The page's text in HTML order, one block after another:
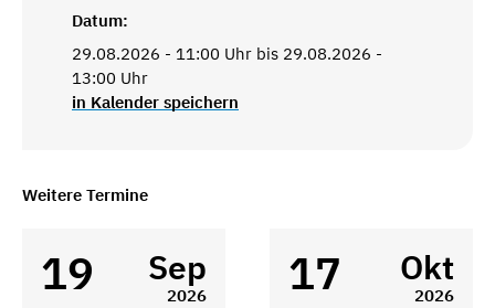
Datum:
29.08.2026 - 11:00 Uhr bis 29.08.2026 -
13:00 Uhr
in Kalender speichern
Weitere Termine
19 Sep
2026
17 Okt
2026